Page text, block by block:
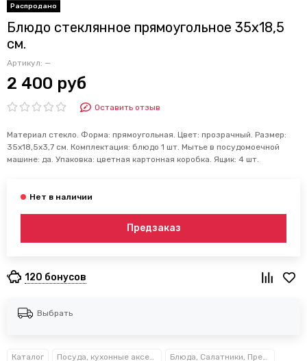
Блюдо стеклянное прямоугольное 35х18,5
см.
Артикул: —
2 400 руб
Оставить отзыв
Материал стекло. Форма: прямоугольная. Цвет: прозрачный. Размер:
35х18,5х3,7 см. Комплектация: блюдо 1 шт. Мытье в посудомоечной
машине: да. Упаковка: цветная картонная коробка. Ящик: 4 шт.
Предзаказ
120 бонусов
Выбрать
Каталог Посуда, кухонные аксессуары и принадлежности TM Kamille TM Ofenbach Блюда, Салатники, Предметы сервировки Kamille™